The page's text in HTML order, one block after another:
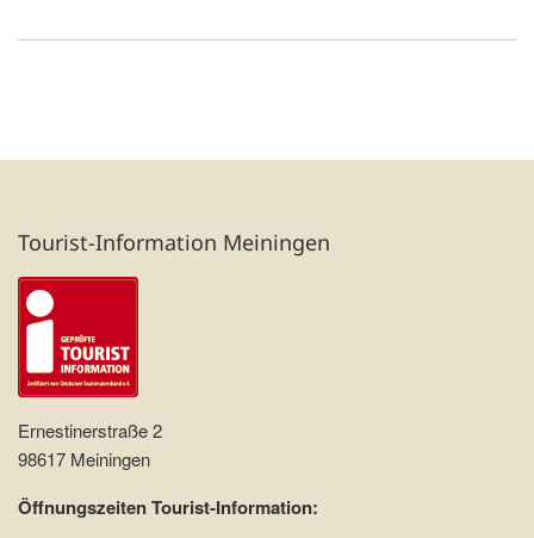
Tourist-Information Meiningen
Ernestinerstraße 2
98617 Meiningen
Öffnungszeiten Tourist-Information: